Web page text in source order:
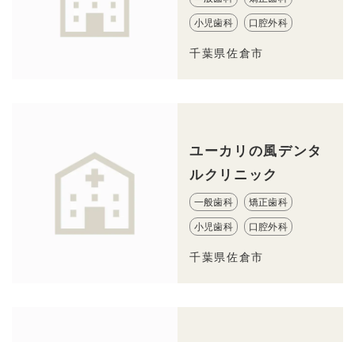
小児歯科 口腔外科
千葉県佐倉市
ユーカリの風デンタ
ルクリニック
一般歯科 矯正歯科
小児歯科 口腔外科
千葉県佐倉市